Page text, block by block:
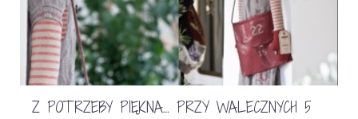
Z POTRZEBY PIĘKNA… PRZY WALECZNYCH 5